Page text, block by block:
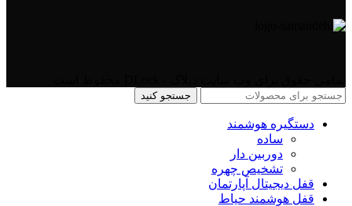
جستجو کنید
دستگیره هوشمند
ساده
دوربین دار
تشخیص چهره
قفل دیجیتال آپارتمان
قفل هوشمند حیاط